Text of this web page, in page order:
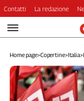
Video
Dirette
Longform
Copertine
Economia
Contatti La redazione
Home page>Copertine>Italia>